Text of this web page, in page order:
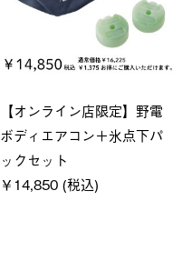
【オンライン店限定】野電
ボディエアコン＋氷点下パ
ックセット
￥14,850 (税込)